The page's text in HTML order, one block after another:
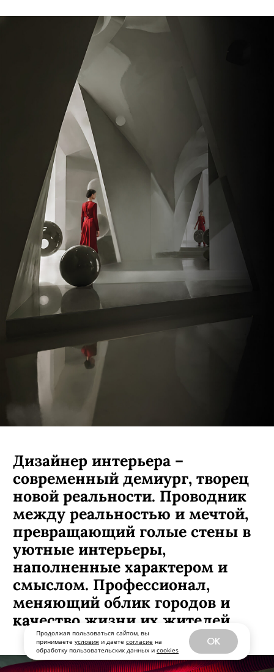
Продолжая пользоваться сайтом, вы
принимаете условия и даете согласие на
обработку пользовательских данных и cookies
OK
Дизайнер интерьера –
современный демиург, творец
новой реальности. Проводник
между реальностью и мечтой,
превращающий голые стены в
уютные интерьеры,
наполненные характером и
смыслом. Профессионал,
меняющий облик городов и
качество жизни их жителей.